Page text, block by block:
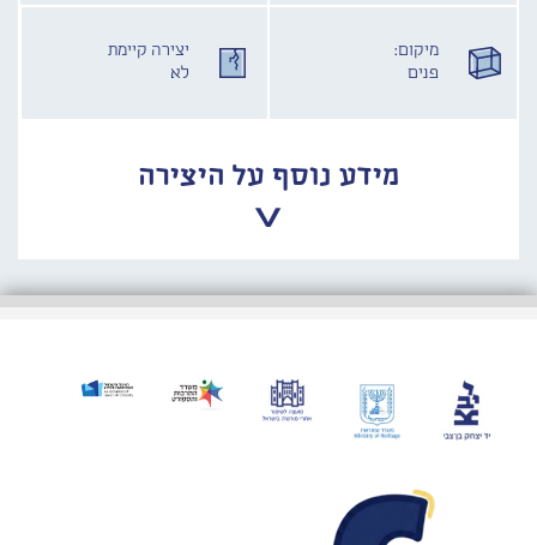
מיקום:
פנים
יצירה קיימת
לא
מידע נוסף על היצירה